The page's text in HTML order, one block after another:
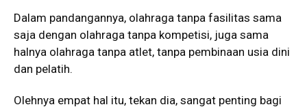
Dalam pandangannya, olahraga tanpa fasilitas sama
saja dengan olahraga tanpa kompetisi, juga sama
halnya olahraga tanpa atlet, tanpa pembinaan usia dini
dan pelatih.
Olehnya empat hal itu, tekan dia, sangat penting bagi